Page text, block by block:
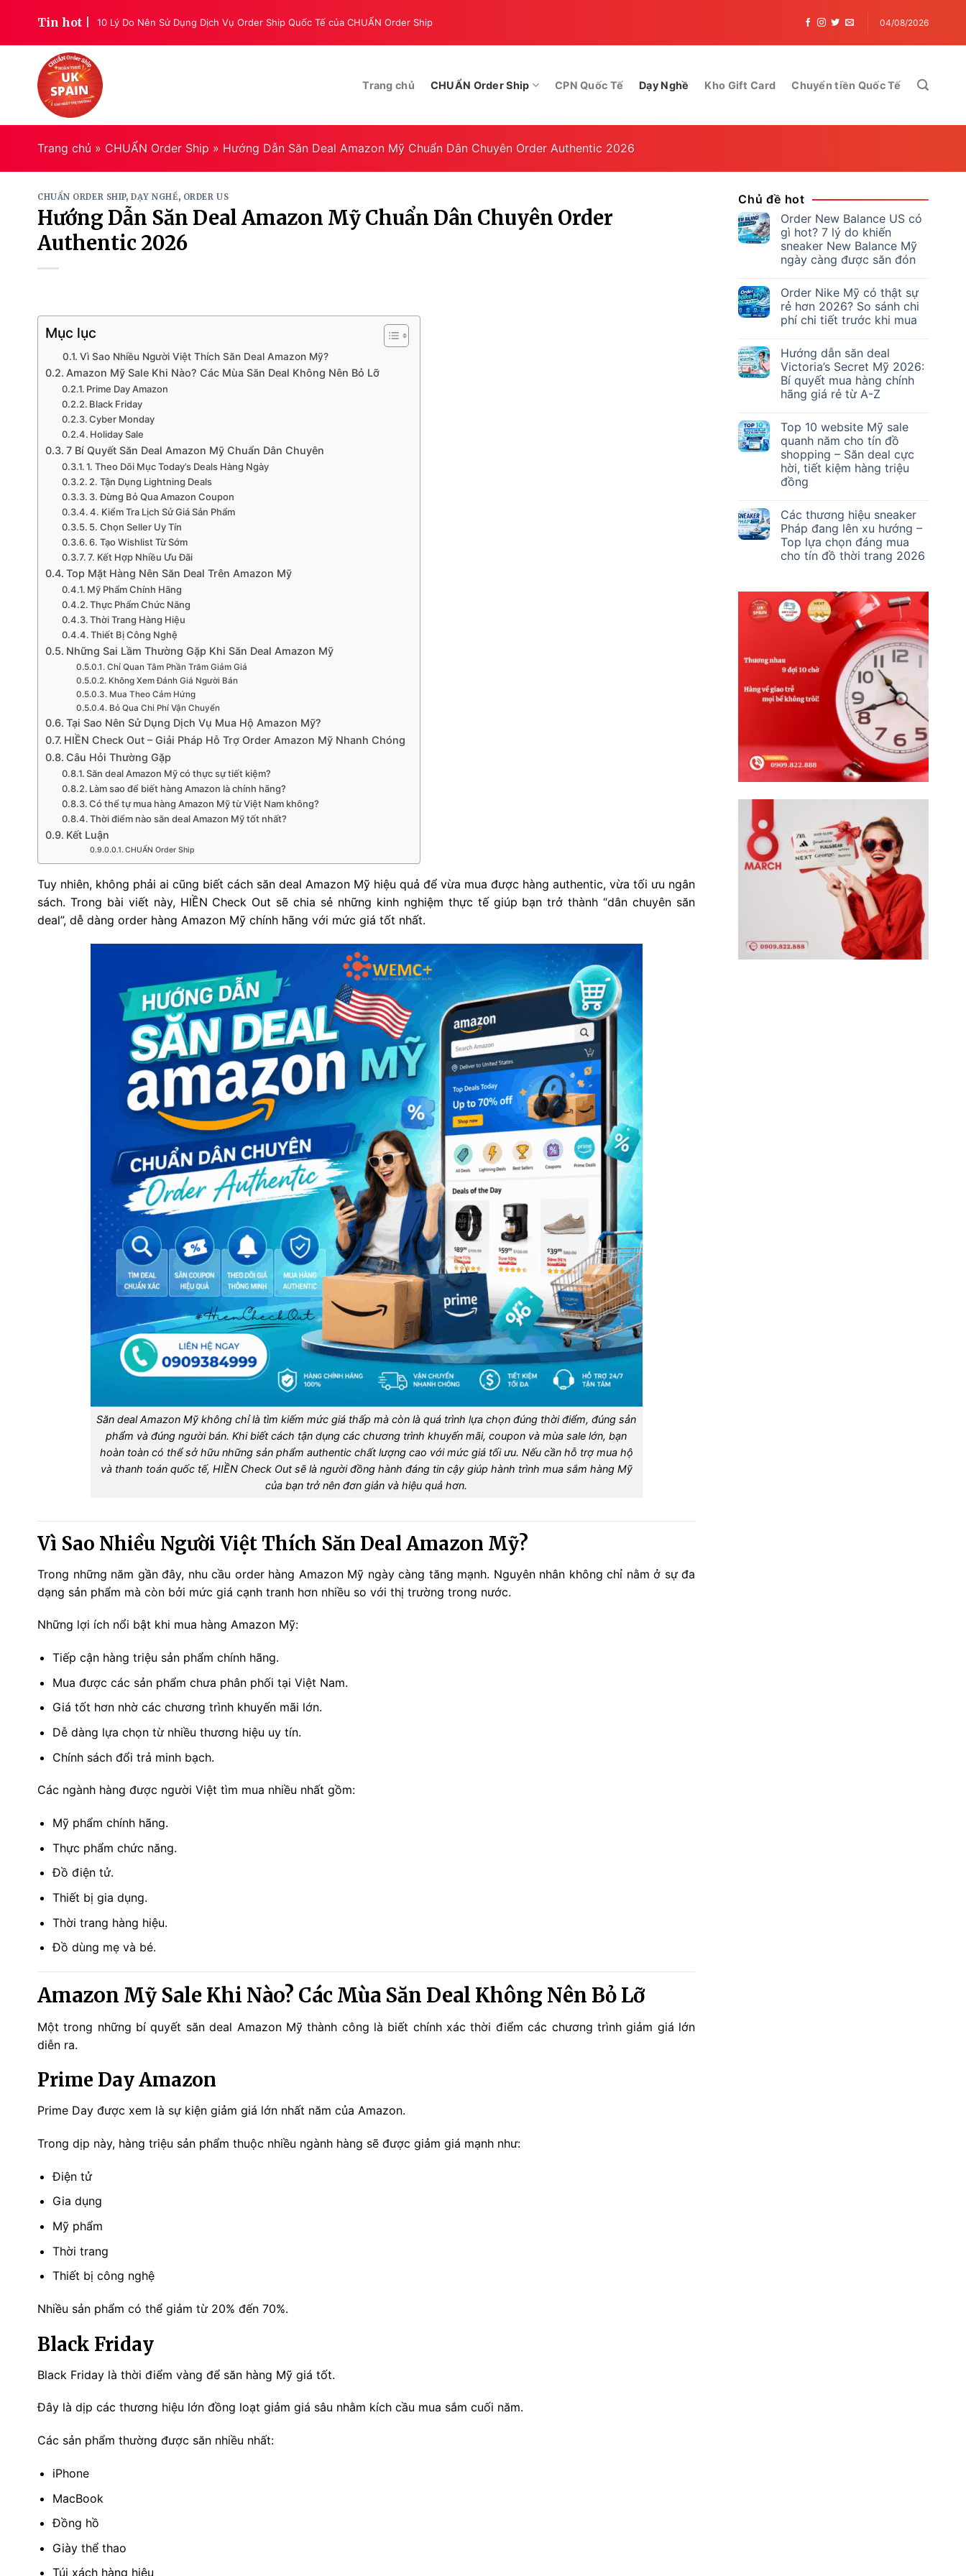
content
Tin hot |
Giá Tốt 2026 10 Lý Do Nên Sử Dụng Dịch Vụ Order Ship Quốc Tế của CHUẨN Order Ship 2025, Mua MacBook từ Mỹ có thực sự rẻ hơn không? Sự thật khiến bạn bất ngờ!04/08/2026
Trang chủ CHUẨN Order Ship CPN Quốc Tế Dạy Nghề Kho Gift Card Chuyển tiền Quốc Tế
Trang chủ » CHUẨN Order Ship » Hướng Dẫn Săn Deal Amazon Mỹ Chuẩn Dân Chuyên Order Authentic 2026
CHUẨN ORDER SHIP,DẠY NGHỀ, ORDER US
Hướng Dẫn Săn Deal Amazon Mỹ Chuẩn Dân Chuyên Order
Authentic 2026
Mục lục
Vì Sao Nhiều Người Việt Thích Săn Deal Amazon Mỹ?
Amazon Mỹ Sale Khi Nào? Các Mùa Săn Deal Không Nên Bỏ Lỡ
Prime Day Amazon
Black Friday
Cyber Monday
Holiday Sale
7 Bí Quyết Săn Deal Amazon Mỹ Chuẩn Dân Chuyên
1. Theo Dõi Mục Today’s Deals Hàng Ngày
2. Tận Dụng Lightning Deals
3. Đừng Bỏ Qua Amazon Coupon
4. Kiểm Tra Lịch Sử Giá Sản Phẩm
5. Chọn Seller Uy Tín
6. Tạo Wishlist Từ Sớm
7. Kết Hợp Nhiều Ưu Đãi
Top Mặt Hàng Nên Săn Deal Trên Amazon Mỹ
Mỹ Phẩm Chính Hãng
Thực Phẩm Chức Năng
Thời Trang Hàng Hiệu
Thiết Bị Công Nghệ
Những Sai Lầm Thường Gặp Khi Săn Deal Amazon Mỹ
Chỉ Quan Tâm Phần Trăm Giảm Giá
Không Xem Đánh Giá Người Bán
Mua Theo Cảm Hứng
Bỏ Qua Chi Phí Vận Chuyển
Tại Sao Nên Sử Dụng Dịch Vụ Mua Hộ Amazon Mỹ?
HIỀN Check Out – Giải Pháp Hỗ Trợ Order Amazon Mỹ Nhanh Chóng
Câu Hỏi Thường Gặp
Săn deal Amazon Mỹ có thực sự tiết kiệm?
Làm sao để biết hàng Amazon là chính hãng?
Có thể tự mua hàng Amazon Mỹ từ Việt Nam không?
Thời điểm nào săn deal Amazon Mỹ tốt nhất?
Kết Luận
CHUẨN Order Ship
Tuy nhiên, không phải ai cũng biết cách săn deal Amazon Mỹ hiệu quả để vừa mua được hàng authentic, vừa tối ưu ngân
sách. Trong bài viết này, HIỀN Check Out sẽ chia sẻ những kinh nghiệm thực tế giúp bạn trở thành “dân chuyên săn
deal”, dễ dàng order hàng Amazon Mỹ chính hãng với mức giá tốt nhất.
Săn deal Amazon Mỹ không chỉ là tìm kiếm mức giá thấp mà còn là quá trình lựa chọn đúng thời điểm, đúng sản
phẩm và đúng người bán. Khi biết cách tận dụng các chương trình khuyến mãi, coupon và mùa sale lớn, bạn
hoàn toàn có thể sở hữu những sản phẩm authentic chất lượng cao với mức giá tối ưu. Nếu cần hỗ trợ mua hộ
và thanh toán quốc tế, HIỀN Check Out sẽ là người đồng hành đáng tin cậy giúp hành trình mua sắm hàng Mỹ
của bạn trở nên đơn giản và hiệu quả hơn.
Vì Sao Nhiều Người Việt Thích Săn Deal Amazon Mỹ?
Trong những năm gần đây, nhu cầu order hàng Amazon Mỹ ngày càng tăng mạnh. Nguyên nhân không chỉ nằm ở sự đa
dạng sản phẩm mà còn bởi mức giá cạnh tranh hơn nhiều so với thị trường trong nước.
Những lợi ích nổi bật khi mua hàng Amazon Mỹ:
Tiếp cận hàng triệu sản phẩm chính hãng.
Mua được các sản phẩm chưa phân phối tại Việt Nam.
Giá tốt hơn nhờ các chương trình khuyến mãi lớn.
Dễ dàng lựa chọn từ nhiều thương hiệu uy tín.
Chính sách đổi trả minh bạch.
Các ngành hàng được người Việt tìm mua nhiều nhất gồm:
Mỹ phẩm chính hãng.
Thực phẩm chức năng.
Đồ điện tử.
Thiết bị gia dụng.
Thời trang hàng hiệu.
Đồ dùng mẹ và bé.
Amazon Mỹ Sale Khi Nào? Các Mùa Săn Deal Không Nên Bỏ Lỡ
Một trong những bí quyết săn deal Amazon Mỹ thành công là biết chính xác thời điểm các chương trình giảm giá lớn
diễn ra.
Prime Day Amazon
Prime Day được xem là sự kiện giảm giá lớn nhất năm của Amazon.
Trong dịp này, hàng triệu sản phẩm thuộc nhiều ngành hàng sẽ được giảm giá mạnh như:
Điện tử
Gia dụng
Mỹ phẩm
Thời trang
Thiết bị công nghệ
Nhiều sản phẩm có thể giảm từ 20% đến 70%.
Black Friday
Black Friday là thời điểm vàng để săn hàng Mỹ giá tốt.
Đây là dịp các thương hiệu lớn đồng loạt giảm giá sâu nhằm kích cầu mua sắm cuối năm.
Các sản phẩm thường được săn nhiều nhất:
iPhone
MacBook
Đồng hồ
Giày thể thao
Túi xách hàng hiệu
Chủ đề hot
Order New Balance US có
gì hot? 7 lý do khiến
sneaker New Balance Mỹ
ngày càng được săn đón
Order Nike Mỹ có thật sự
rẻ hơn 2026? So sánh chi
phí chi tiết trước khi mua
Hướng dẫn săn deal
Victoria’s Secret Mỹ 2026:
Bí quyết mua hàng chính
hãng giá rẻ từ A-Z
Top 10 website Mỹ sale
quanh năm cho tín đồ
shopping – Săn deal cực
hời, tiết kiệm hàng triệu
đồng
Các thương hiệu sneaker
Pháp đang lên xu hướng –
Top lựa chọn đáng mua
cho tín đồ thời trang 2026